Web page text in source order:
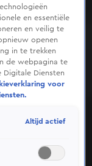
en essentiële
en veilig te
openen
in te trekken
de webpagina te
Digitale Diensten
voor
Altijd actief